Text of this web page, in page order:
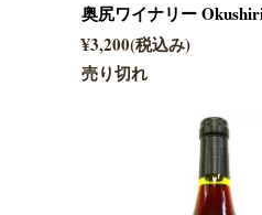
奥尻ワイナリー
¥3,200(税込み)
売り切れ